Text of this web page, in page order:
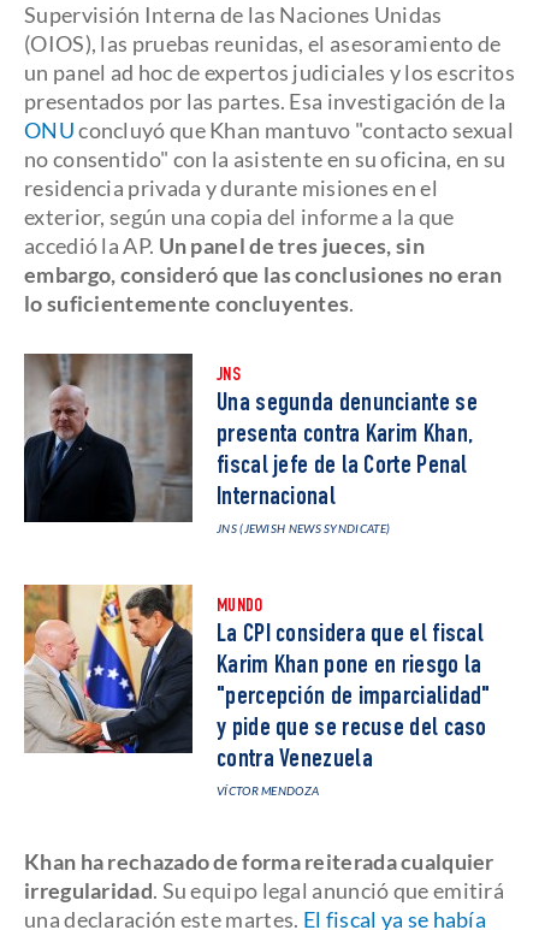
Supervisión Interna de las Naciones Unidas
(OIOS), las pruebas reunidas, el asesoramiento de
un panel ad hoc de expertos judiciales y los escritos
presentados por las partes. Esa investigación de la
ONUconcluyó que Khan mantuvo "contacto sexual
no consentido" con la asistente en su oficina, en su
residencia privada y durante misiones en el
exterior, según una copia del informe a la que
accedió la AP. Un panel de tres jueces, sin
embargo, consideró que las conclusiones no eran
lo suficientemente concluyentes.
JNS
Una segunda denunciante se
presenta contra Karim Khan,
fiscal jefe de la Corte Penal
Internacional
JNS (JEWISH NEWS SYNDICATE)
MUNDO
La CPI considera que el fiscal
Karim Khan pone en riesgo la
"percepción de imparcialidad"
y pide que se recuse del caso
contra Venezuela
VÍCTOR MENDOZA
Khan ha rechazado de forma reiterada cualquier
irregularidad. Su equipo legal anunció que emitirá
una declaración este martes. El fiscal ya se había